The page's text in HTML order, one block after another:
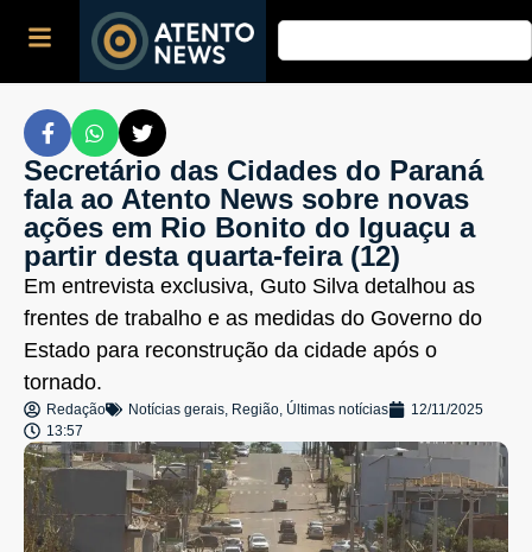
Secretário das Cidades do Paraná
fala ao Atento News sobre novas
ações em Rio Bonito do Iguaçu a
partir desta quarta-feira (12)
Em entrevista exclusiva, Guto Silva detalhou as
frentes de trabalho e as medidas do Governo do
Estado para reconstrução da cidade após o
tornado.
Redação Notícias gerais, Região, Últimas notícias
12/11/2025
13:57